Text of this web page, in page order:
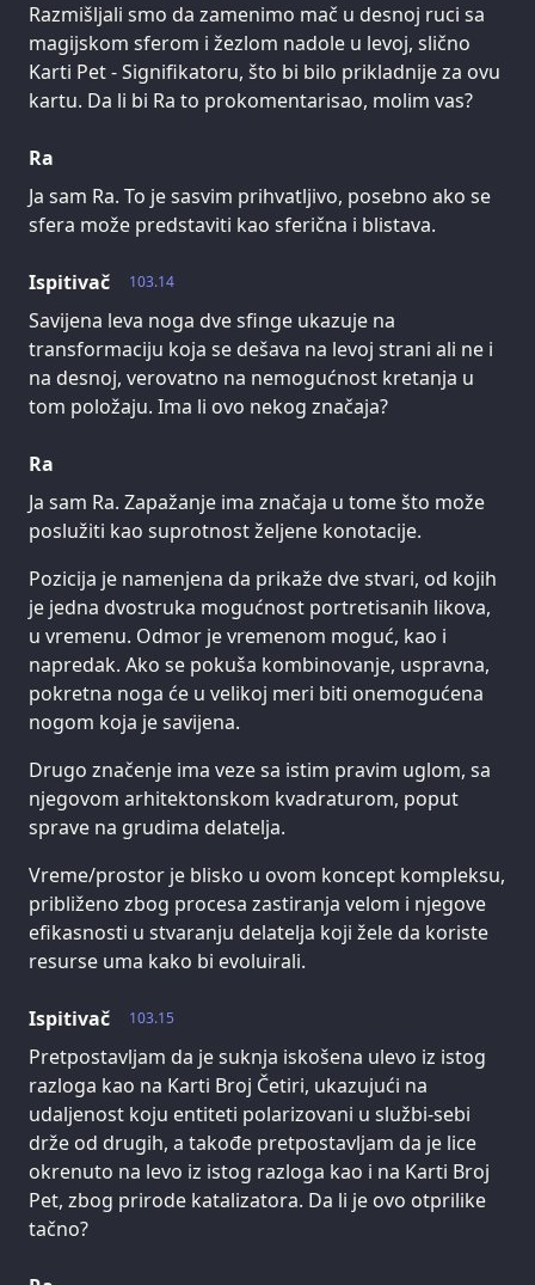
Razmišljali smo da zamenimo mač u desnoj ruci sa
magijskom sferom i žezlom nadole u levoj, slično
Karti Pet - Signifikatoru, što bi bilo prikladnije za ovu
kartu. Da li bi Ra to prokomentarisao, molim vas?
Ra
Ja sam Ra. To je sasvim prihvatljivo, posebno ako se
sfera može predstaviti kao sferična i blistava.
103.14
Ispitivač
Savijena leva noga dve sfinge ukazuje na
transformaciju koja se dešava na levoj strani ali ne i
na desnoj, verovatno na nemogućnost kretanja u
tom položaju. Ima li ovo nekog značaja?
Ra
Ja sam Ra. Zapažanje ima značaja u tome što može
poslužiti kao suprotnost željene konotacije.
Pozicija je namenjena da prikaže dve stvari, od kojih
je jedna dvostruka mogućnost portretisanih likova,
u vremenu. Odmor je vremenom moguć, kao i
napredak. Ako se pokuša kombinovanje, uspravna,
pokretna noga će u velikoj meri biti onemogućena
nogom koja je savijena.
Drugo značenje ima veze sa istim pravim uglom, sa
njegovom arhitektonskom kvadraturom, poput
sprave na grudima delatelja.
Vreme/prostor je blisko u ovom koncept kompleksu,
približeno zbog procesa zastiranja velom i njegove
efikasnosti u stvaranju delatelja koji žele da koriste
resurse uma kako bi evoluirali.
103.15
Ispitivač
Pretpostavljam da je suknja iskošena ulevo iz istog
razloga kao na Karti Broj Četiri, ukazujući na
udaljenost koju entiteti polarizovani u službi-sebi
drže od drugih, a takođe pretpostavljam da je lice
okrenuto na levo iz istog razloga kao i na Karti Broj
Pet, zbog prirode katalizatora. Da li je ovo otprilike
tačno?